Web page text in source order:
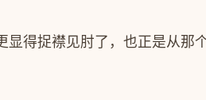
得捉襟见肘了，也正是从那